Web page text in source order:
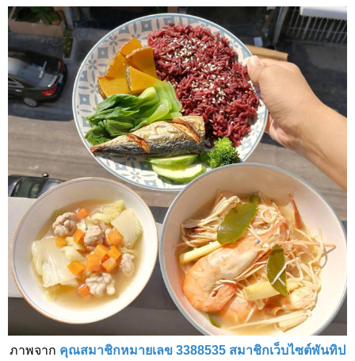
ภาพจาก คุณสมาชิกหมายเลข 3388535 สมาชิกเว็บไซต์พันทิป